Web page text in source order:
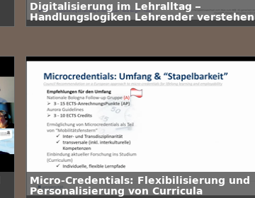
Digitalisierung im Lehralltag –
Handlungslogiken Lehrender verstehen
Micro-Credentials: Flexibilisierung und
Personalisierung von Curricula